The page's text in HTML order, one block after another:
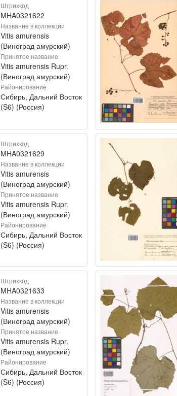
Штрихкод
MHA0321622
Название в коллекции
Vitis amurensis
(Виноград амурский)
Принятое название
Vitis amurensis Rupr.
(Виноград амурский)
Районирование
Сибирь, Дальний Восток
(S6) (Россия)
Штрихкод
MHA0321629
Название в коллекции
Vitis amurensis
(Виноград амурский)
Принятое название
Vitis amurensis Rupr.
(Виноград амурский)
Районирование
Сибирь, Дальний Восток
(S6) (Россия)
Штрихкод
MHA0321633
Название в коллекции
Vitis amurensis
(Виноград амурский)
Принятое название
Vitis amurensis Rupr.
(Виноград амурский)
Районирование
Сибирь, Дальний Восток
(S6) (Россия)